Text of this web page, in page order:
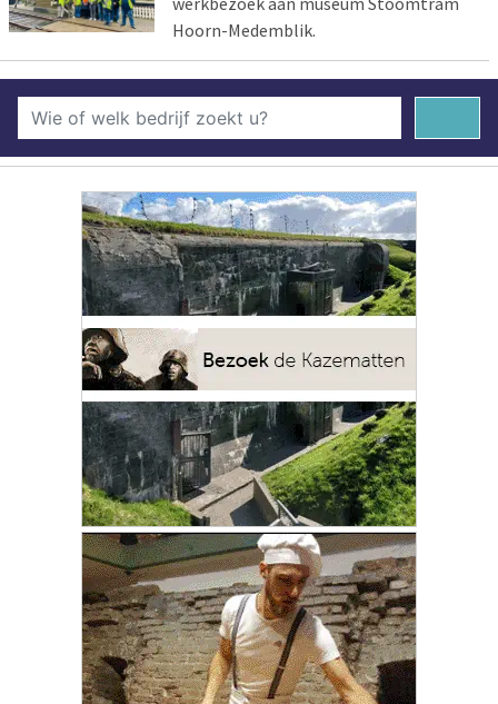
Hoorn-Medemblik.